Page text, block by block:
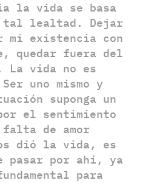
la vida se basa
tal lealtad. Dejar
existencia con
quedar fuera del
La vida no es
uno mismo y
suponga un
el sentimiento
de amor
dió la vida, es
pasar por ahí, ya
para